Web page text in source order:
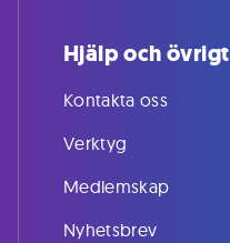
Hjälp och övrigt
Kontakta oss
Verktyg
Medlemskap
Nyhetsbrev